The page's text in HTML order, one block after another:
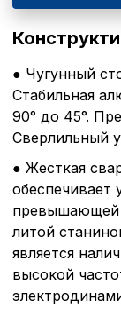
● Чугунный
Стабильная
90° до 45°.
Сверлильный
● Жесткая
обеспечивает
превышающей
литой
является
высокой